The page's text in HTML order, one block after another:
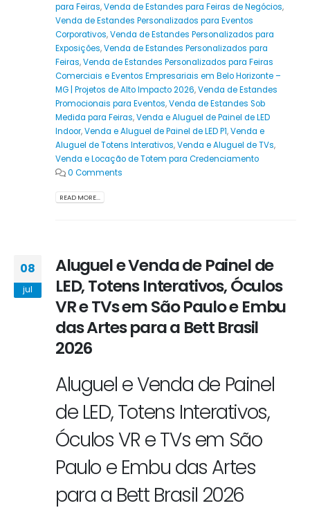
para Feiras,Venda de Estandes para Feiras de Negócios,
Venda de Estandes Personalizados para Eventos
Corporativos,Venda de Estandes Personalizados para
Exposições,Venda de Estandes Personalizados para
Feiras,Venda de Estandes Personalizados para Feiras
Comerciais e Eventos Empresariais em Belo Horizonte –
MG | Projetos de Alto Impacto 2026,Venda de Estandes
Promocionais para Eventos,Venda de Estandes Sob
Medida para Feiras,Venda e Aluguel de Painel de LED
Indoor,Venda e Aluguel de Painel de LED P1,Venda e
Aluguel de Totens Interativos,Venda e Aluguel de TVs,
Venda e Locação de Totem para Credenciamento
0 Comments
READ MORE...
08
jul
Aluguel e Venda de Painel de
LED, Totens Interativos, Óculos
VR e TVs em São Paulo e Embu
das Artes para a Bett Brasil
2026
Aluguel e Venda de Painel
de LED, Totens Interativos,
Óculos VR e TVs em São
Paulo e Embu das Artes
para a Bett Brasil 2026